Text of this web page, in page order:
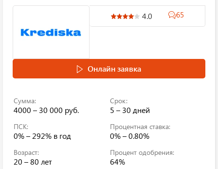
4.0 65
Онлайн заявка
Сумма:
4000 – 30 000 руб.
Срок:
5 – 30 дней
ПСК:
0% – 292% в год
Процентная ставка:
0% – 0.80%
Возраст:
20 – 80 лет
Процент одобрения:
64%